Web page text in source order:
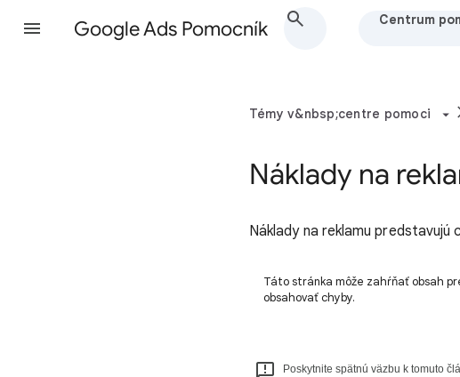
Google Ads Pomocník Centrum
Témy v&nbsp;centre pomoci
Náklady na
Náklady na reklamu
Táto stránka môže zahŕňať obsah
obsahovať chyby.
Poskytnite spätnú väzbu k tomuto